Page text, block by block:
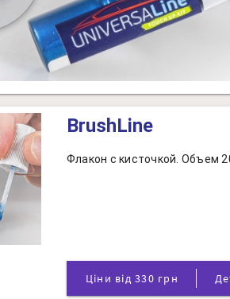
BrushLine
Флакон с кисточкой. Объем
Ціни від 330 грн